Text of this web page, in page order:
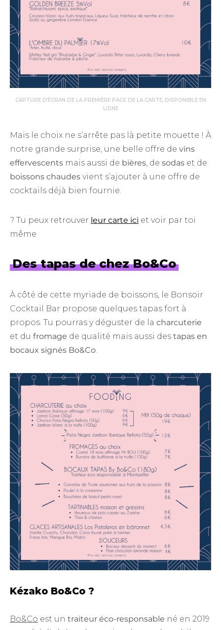
CAPTURE D’ÉCRAN DE LA PREMIÈRE PAGE DE LA CARTE, DISPONIBLE EN
LIGNE
Mais le choix ne s’arrête pas là petite mouette ! À
notre grande surprise, une belle offre de vins
effervescents mais aussi de bières, de sodas et de
boissons chaudes vient s’ajouter à une offre de
cocktails déjà bien fournie.
? Tu peux retrouver leur carte ici et voir par toi
même
Des tapas de chez Bo&Co
À côté de cette myriade de boissons, le Bonsoir
Cocktail Bar propose quelques tapas fort à
propos. Tu pourras y déguster de la charcuterie
et du fromage de qualité mais aussi des tapas en
bocaux signés Bo&Co.
Kézako Bo&Co ?
Bo&Co est un traiteur éco-responsable né en 2019